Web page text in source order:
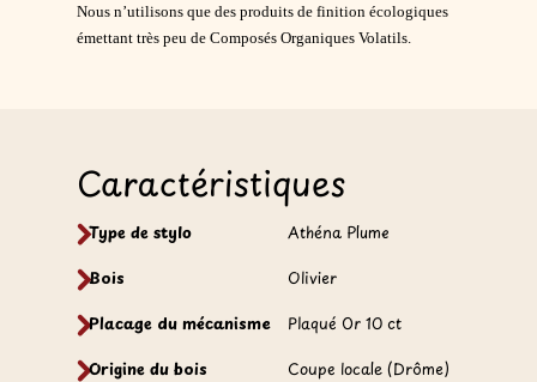
Nous n’utilisons que des produits de finition écologiques
émettant très peu de Composés Organiques Volatils.
Caractéristiques
Type de stylo
Athéna Plume
Bois
Olivier
Placage du mécanisme
Plaqué Or 10 ct
Origine du bois
Coupe locale (Drôme)